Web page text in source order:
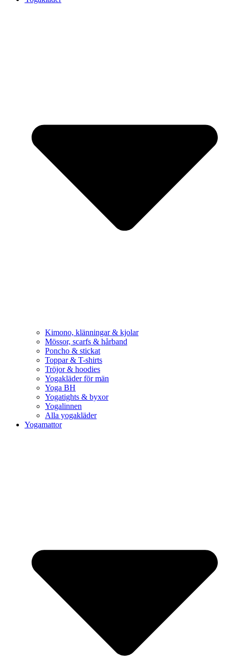
Kimono, klänningar & kjolar
Mössor, scarfs & hårband
Poncho & stickat
Toppar & T-shirts
Tröjor & hoodies
Yogakläder för män
Yoga BH
Yogatights & byxor
Yogalinnen
Alla yogakläder
Yogamattor